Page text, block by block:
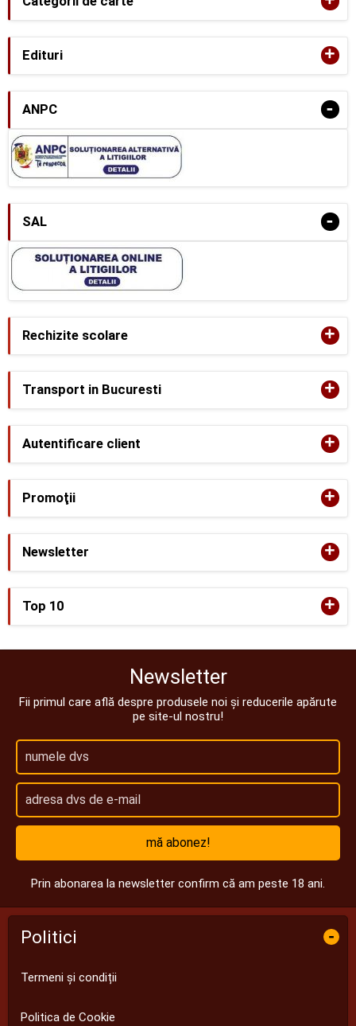
Edituri +
ANPC -
SAL -
Rechizite scolare +
Transport in Bucuresti +
Autentificare client +
Promoţii +
Newsletter +
Top 10 +
Newsletter
Fii primul care află despre produsele noi și reducerile apărute
pe site-ul nostru!
mă abonez!
Prin abonarea la newsletter confirm că am peste 18 ani.
Politici -
Termeni și condiții
Politica de Cookie